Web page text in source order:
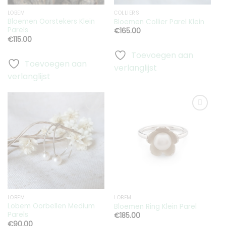
LOBEM
Bloemen Oorstekers Klein
Parels
€115.00
Toevoegen aan
verlanglijst
COLLIERS
Bloemen Collier Parel Klein
€165.00
Toevoegen aan
verlanglijst
Toevoegen
aan
verlanglijst
LOBEM
Lobem Oorbellen Medium
Parels
Toevoegen
LOBEM
Bloemen Ring Klein Parel
€185.00